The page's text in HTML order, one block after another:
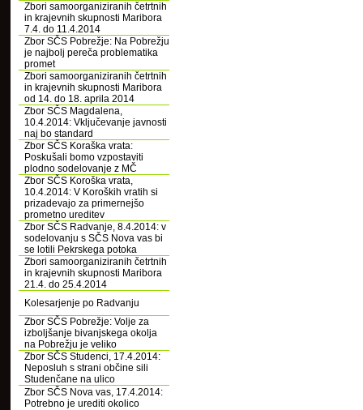
Zbori samoorganiziranih četrtnih
in krajevnih skupnosti Maribora
7.4. do 11.4.2014
Zbor SČS Pobrežje: Na Pobrežju
je najbolj pereča problematika
promet
Zbori samoorganiziranih četrtnih
in krajevnih skupnosti Maribora
od 14. do 18. aprila 2014
Zbor SČS Magdalena,
10.4.2014: Vključevanje javnosti
naj bo standard
Zbor SČS Koraška vrata:
Poskušali bomo vzpostaviti
plodno sodelovanje z MČ
Zbor SČS Koroška vrata,
10.4.2014: V Koroških vratih si
prizadevajo za primernejšo
prometno ureditev
Zbor SČS Radvanje, 8.4.2014: v
sodelovanju s SČS Nova vas bi
se lotili Pekrskega potoka
Zbori samoorganiziranih četrtnih
in krajevnih skupnosti Maribora
21.4. do 25.4.2014
Kolesarjenje po Radvanju
Zbor SČS Pobrežje: Volje za
izboljšanje bivanjskega okolja
na Pobrežju je veliko
Zbor SČS Studenci, 17.4.2014:
Neposluh s strani občine sili
Studenčane na ulico
Zbor SČS Nova vas, 17.4.2014:
Potrebno je urediti okolico